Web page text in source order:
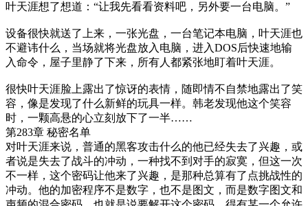
叶天涯想了想道：“让我先看看资料吧，另外要一台电脑。”
设备很快就送了上来，一张光盘，一台笔记本电脑，叶天涯也
不避讳什么，当场就将光盘放入电脑，进入DOS后快速地输
入命令，屋子里静了下来，所有人都紧张地盯着叶天涯。
很快叶天涯脸上露出了惊讶的表情，随即情不自禁地露出了笑
容，像是发现了什么新鲜的玩具一样。韩老发现他这个笑容
时，一颗高悬的心立刻放下了一半……
第283章 秘密名单
对叶天涯来说，普通的黑客攻击什么的他已经失去了兴趣，或
者说是失去了战斗的冲动，一种找不到对手的寂寞，但这一次
不一样，这个密码让他来了兴趣，是那种总算有了点挑战性的
冲动。他的加密程序不是数字，也不是图文，而是数字图文和